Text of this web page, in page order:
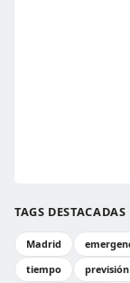
TAGS DESTACADAS
Madrid
tiempo